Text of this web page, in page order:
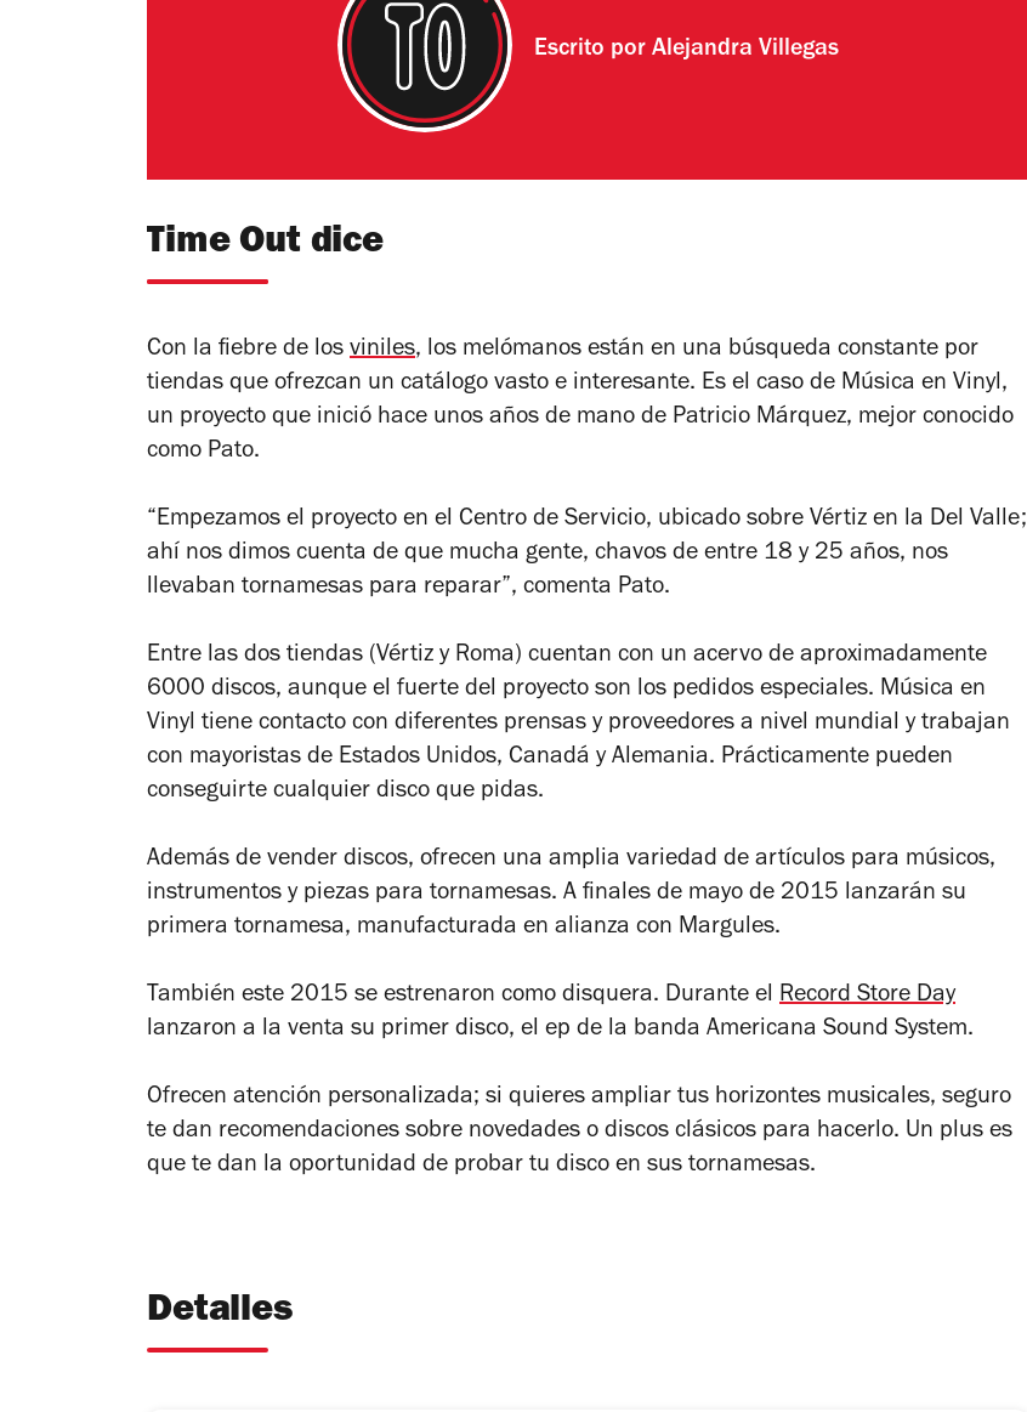
Escrito por Alejandra Villegas
Time Out dice
Con la fiebre de los viniles, los melómanos están en una búsqueda constante por
tiendas que ofrezcan un catálogo vasto e interesante. Es el caso de Música en Vinyl,
un proyecto que inició hace unos años de mano de Patricio Márquez, mejor conocido
como Pato.
“Empezamos el proyecto en el Centro de Servicio, ubicado sobre Vértiz en la Del Valle;
ahí nos dimos cuenta de que mucha gente, chavos de entre 18 y 25 años, nos
llevaban tornamesas para reparar”, comenta Pato.
Entre las dos tiendas (Vértiz y Roma) cuentan con un acervo de aproximadamente
6000 discos, aunque el fuerte del proyecto son los pedidos especiales. Música en
Vinyl tiene contacto con diferentes prensas y proveedores a nivel mundial y trabajan
con mayoristas de Estados Unidos, Canadá y Alemania. Prácticamente pueden
conseguirte cualquier disco que pidas.
Además de vender discos, ofrecen una amplia variedad de artículos para músicos,
instrumentos y piezas para tornamesas. A finales de mayo de 2015 lanzarán su
primera tornamesa, manufacturada en alianza con Margules.
También este 2015 se estrenaron como disquera. Durante el Record Store Day
lanzaron a la venta su primer disco, el ep de la banda Americana Sound System.
Ofrecen atención personalizada; si quieres ampliar tus horizontes musicales, seguro
te dan recomendaciones sobre novedades o discos clásicos para hacerlo. Un plus es
que te dan la oportunidad de probar tu disco en sus tornamesas.
Detalles